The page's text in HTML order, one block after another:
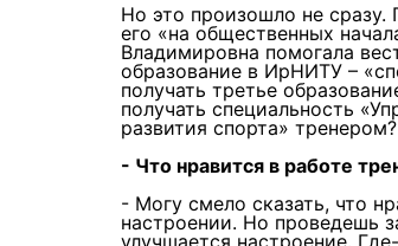
Но это произошло не
его «на общественных
Владимировна помогала
образование в ИрНИТУ –
получать третье
получать специальность
развития спорта» тренером?
- Что нравится в работе
- Могу смело сказать, что
настроении. Но проведешь
улучшается настроение.